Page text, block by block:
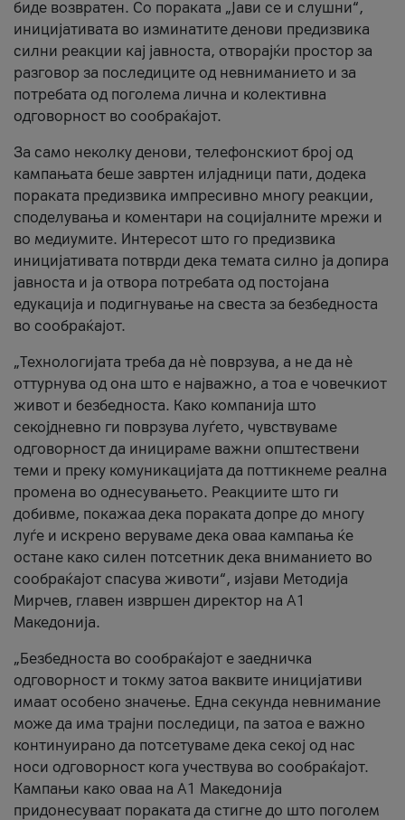
биде возвратен. Со пораката „Јави се и слушни“,
иницијативата во изминатите денови предизвика
силни реакции кај јавноста, отворајќи простор за
разговор за последиците од невниманието и за
потребата од поголема лична и колективна
одговорност во сообраќајот.
За само неколку денови, телефонскиот број од
кампањата беше завртен илјадници пати, додека
пораката предизвика импресивно многу реакции,
споделувања и коментари на социјалните мрежи и
во медиумите. Интересот што го предизвика
иницијативата потврди дека темата силно ја допира
јавноста и ја отвора потребата од постојана
едукација и подигнување на свеста за безбедноста
во сообраќајот.
„Технологијата треба да нè поврзува, а не да нè
оттурнува од она што е најважно, а тоа е човечкиот
живот и безбедноста. Како компанија што
секојдневно ги поврзува луѓето, чувствуваме
одговорност да иницираме важни општествени
теми и преку комуникацијата да поттикнеме реална
промена во однесувањето. Реакциите што ги
добивме, покажаа дека пораката допре до многу
луѓе и искрено веруваме дека оваа кампања ќе
остане како силен потсетник дека вниманието во
сообраќајот спасува животи“, изјави Методија
Мирчев, главен извршен директор на А1
Македонија.
„Безбедноста во сообраќајот е заедничка
одговорност и токму затоа ваквите иницијативи
имаат особено значење. Една секунда невнимание
може да има трајни последици, па затоа е важно
континуирано да потсетуваме дека секој од нас
носи одговорност кога учествува во сообраќајот.
Кампањи како оваа на A1 Македонија
придонесуваат пораката да стигне до што поголем